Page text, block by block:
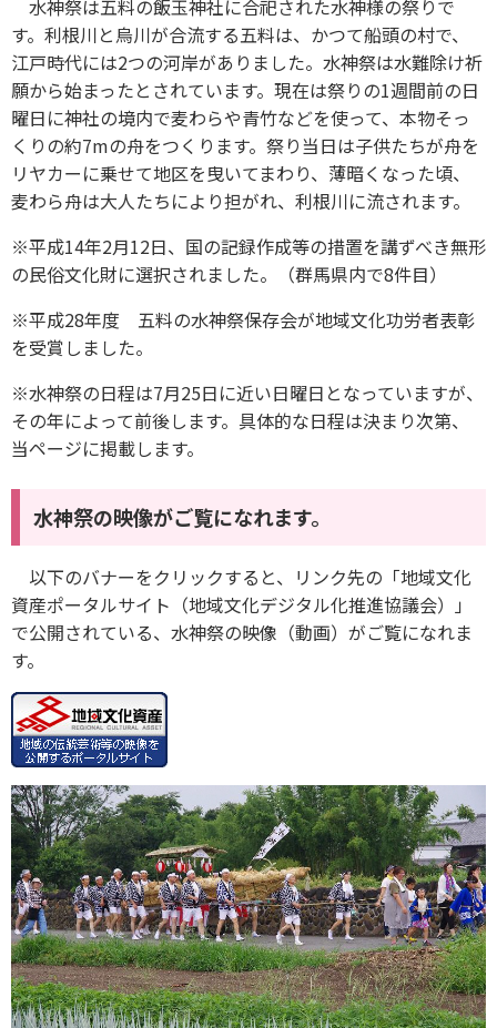
水神祭は五料の飯玉神社に合祀された水神様の祭りで
す。利根川と烏川が合流する五料は、かつて船頭の村で、
江戸時代には2つの河岸がありました。水神祭は水難除け祈
願から始まったとされています。現在は祭りの1週間前の日
曜日に神社の境内で麦わらや青竹などを使って、本物そっ
くりの約7mの舟をつくります。祭り当日は子供たちが舟を
リヤカーに乗せて地区を曳いてまわり、薄暗くなった頃、
麦わら舟は大人たちにより担がれ、利根川に流されます。
※平成14年2月12日、国の記録作成等の措置を講ずべき無形
の民俗文化財に選択されました。（群馬県内で8件目）
※平成28年度 五料の水神祭保存会が地域文化功労者表彰
を受賞しました。
※水神祭の日程は7月25日に近い日曜日となっていますが、
その年によって前後します。具体的な日程は決まり次第、
当ページに掲載します。
水神祭の映像がご覧になれます。
以下のバナーをクリックすると、リンク先の「地域文化
資産ポータルサイト（地域文化デジタル化推進協議会）」
で公開されている、水神祭の映像（動画）がご覧になれま
す。